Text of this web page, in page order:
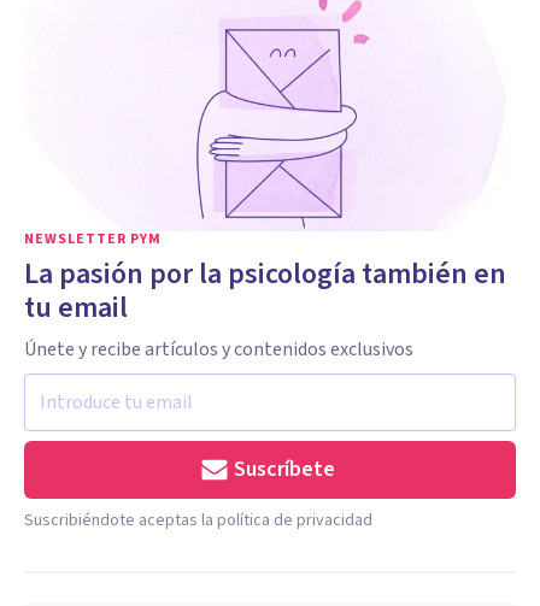
NEWSLETTER PYM
La pasión por la psicología también en
tu email
Únete y recibe artículos y contenidos exclusivos
Suscríbete
Suscribiéndote aceptas la política de privacidad